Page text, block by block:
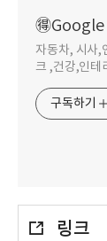
🉐Google
자동차, 시사,
크 ,건강,인테
구독하기
링크